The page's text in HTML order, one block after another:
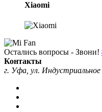
Xiaomi
Остались вопросы - Звони!
Контакты
г. Уфа, ул.